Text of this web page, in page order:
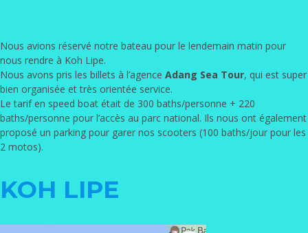
Nous avions réservé notre bateau pour le lendemain matin pour
nous rendre à Koh Lipe.
Nous avons pris les billets à l’agence Adang Sea Tour, qui est super
bien organisée et très orientée service.
Le tarif en speed boat était de 300 baths/personne + 220
baths/personne pour l’accès au parc national. Ils nous ont également
proposé un parking pour garer nos scooters (100 baths/jour pour les
2 motos).
KOH LIPE